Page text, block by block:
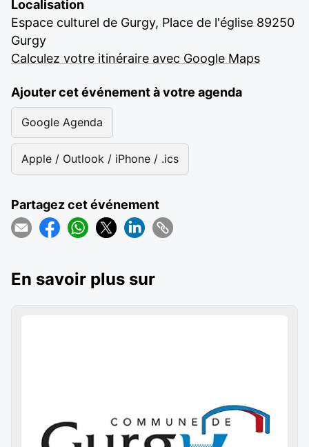
Localisation
Espace culturel de Gurgy, Place de l'église 89250
Gurgy
Calculez votre itinéraire avec Google Maps
Ajouter cet événement à votre agenda
Google Agenda
Apple / Outlook / iPhone / .ics
Partagez cet événement
En savoir plus sur